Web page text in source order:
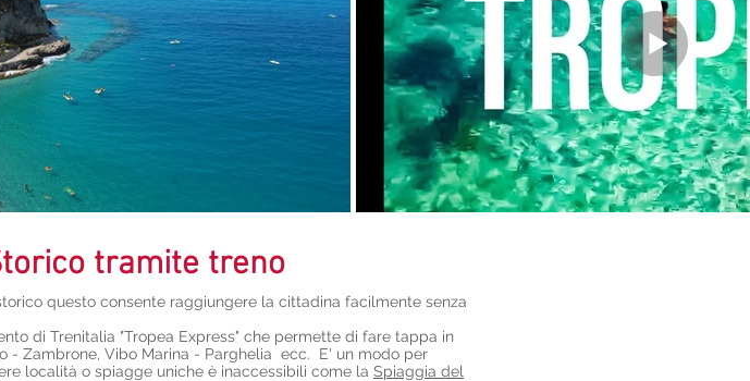
tramite treno
questo consente raggiungere la cittadina facilmente senza
di Trenitalia "Tropea Express" che permette di fare tappa in
- Zambrone, Vibo Marina - Parghelia ecc. E' un modo per
località o spiagge uniche è inaccessibili come la Spiaggia del